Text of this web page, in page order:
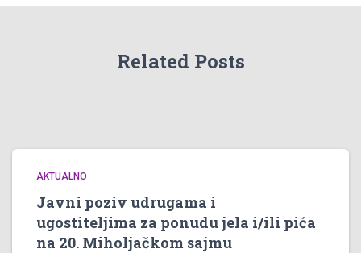
Related Posts
AKTUALNO
Javni poziv udrugama i
ugostiteljima za ponudu jela i/ili pića
na 20. Miholjačkom sajmu